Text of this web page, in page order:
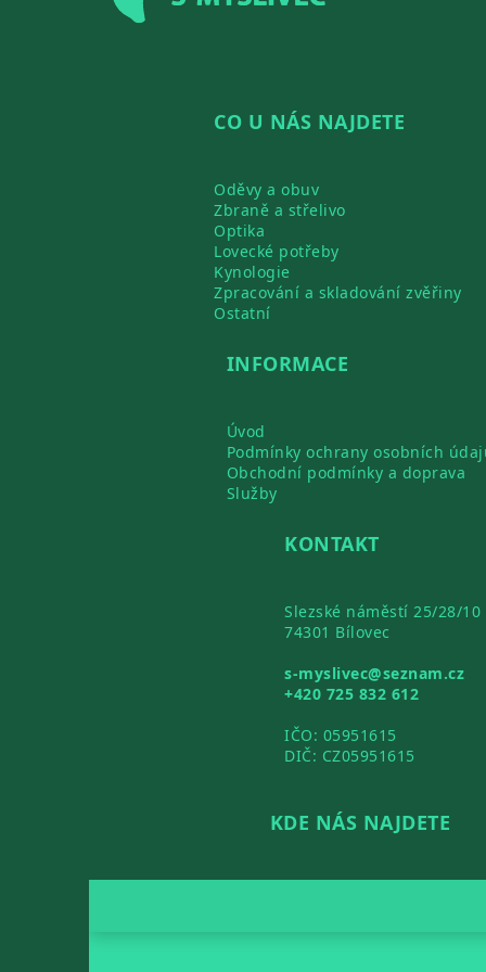
CO U NÁS NAJDETE
Oděvy a obuv
Zbraně a střelivo
Optika
Lovecké potřeby
Kynologie
Zpracování a skladování zvěřiny
Ostatní
INFORMACE
Úvod
Podmínky ochrany osobních
Obchodní podmínky a doprava
Služby
KONTAKT
Slezské náměstí 25/28/10
74301 Bílovec
s-myslivec@seznam.cz
+420 725 832 612
IČO: 05951615
DIČ: CZ05951615
KDE NÁS NAJDETE